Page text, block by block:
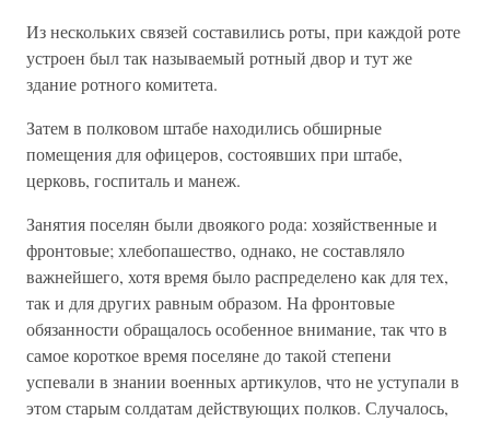
Из нескольких связей составились роты, при каждой роте
устроен был так называемый ротный двор и тут же
здание ротного комитета.
Затем в полковом штабе находились обширные
помещения для офицеров, состоявших при штабе,
церковь, госпиталь и манеж.
Занятия поселян были двоякого рода: хозяйственные и
фронтовые; хлебопашество, однако, не составляло
важнейшего, хотя время было распределено как для тех,
так и для других равным образом. На фронтовые
обязанности обращалось особенное внимание, так что в
самое короткое время поселяне до такой степени
успевали в знании военных артикулов, что не уступали в
этом старым солдатам действующих полков. Случалось,